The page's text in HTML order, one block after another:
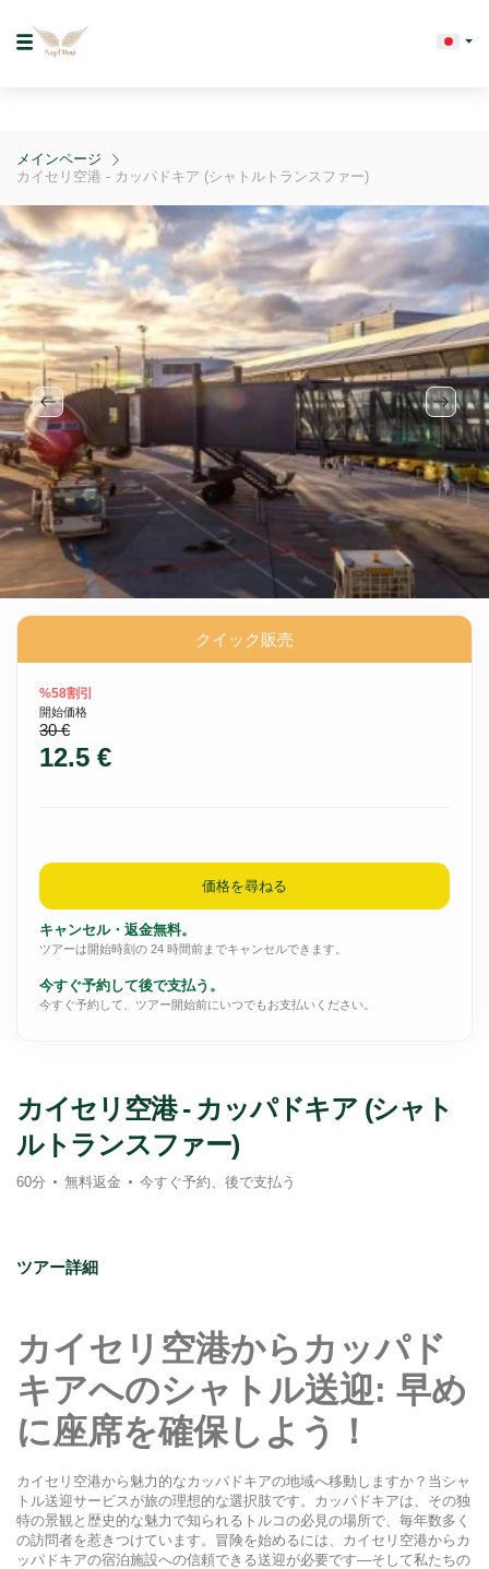
メインページ
カイセリ空港 - カッパドキア (シャトルトランスファー)
カイセリ空港 - カッパドキア (シャト
ルトランスファー)
60分 無料返金 今すぐ予約、後で支払う
ツアー詳細
カイセリ空港からカッパド
キアへのシャトル送迎: 早め
に座席を確保しよう！
カイセリ空港から魅力的なカッパドキアの地域へ移動しますか？当シャ
トル送迎サービスが旅の理想的な選択肢です。カッパドキアは、その独
特の景観と歴史的な魅力で知られるトルコの必見の場所で、毎年数多く
の訪問者を惹きつけています。冒険を始めるには、カイセリ空港からカ
ッパドキアの宿泊施設への信頼できる送迎が必要です—そして私たちの
クイック販売
%58割引
開始価格
30 €
12.5 €
価格を尋ねる
キャンセル・返金無料。
ツアーは開始時刻の 24 時間前までキャンセルできます。
今すぐ予約して後で支払う。
今すぐ予約して、ツアー開始前にいつでもお支払いください。